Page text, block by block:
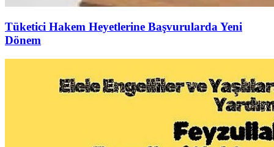
Tüketici Hakem Heyetlerine Başvurularda Yeni
Dönem